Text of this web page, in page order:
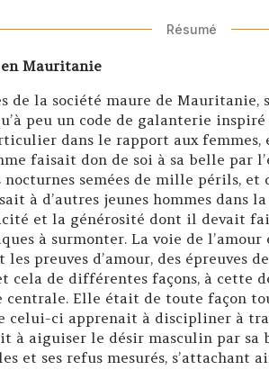
Résumé
en Mauritanie
de la société maure de Mauritanie,
peu un code de galanterie
dans le rapport aux femmes,
faisait don de soi à sa belle par
nocturnes semées de mille périls, et
à d’autres jeunes hommes dans
et la générosité dont il devait
à surmonter. La voie de
preuves d’amour, des épreuves
cela de différentes façons, à cette
centrale. Elle était de toute façon
celui-ci apprenait à discipliner à
à aiguiser le désir masculin par sa
et ses refus mesurés, s’attachant